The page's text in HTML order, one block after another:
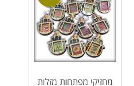
מחזיקי מפתחות מזלות